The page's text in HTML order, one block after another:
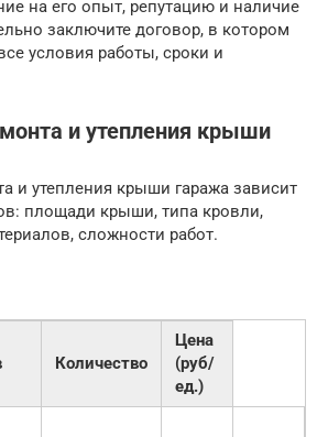
на его опыт, репутацию и наличие
заключите договор, в котором
условия работы, сроки и
и утепления крыши
и утепления крыши гаража зависит
площади крыши, типа кровли,
сложности работ.
Количество
Цена
(руб/
ед.)